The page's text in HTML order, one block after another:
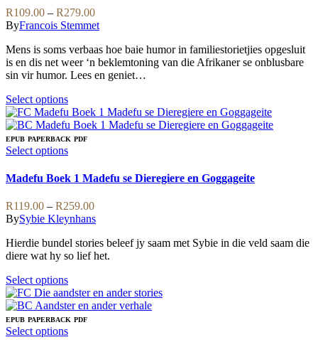
be
chosen
on
the
product
page
variants.
The
options
may
be
chosen
the
product
page
R109.00 – R279.00Price
range:
through
R279.00
ByFrancois Stemmet
Mens is soms verbaas hoe baie humor in familiestorietjies opgesluit
is en dis net weer ‘n beklemtoning van die Afrikaner se onblusbare
sin vir humor. Lees en geniet…
Select optionsThis
product
has
multiple
variants.
options
be
chosen
on
the
product
EPUB PAPERBACK PDF
Select optionsThis
has
variants.
The
options
may
be
on
the
product
page
Madefu Boek 1 Madefu se Dieregiere en Goggageite
R119.00 – R259.00Price
range:
through
R259.00
BySybie Kleynhans
Hierdie bundel stories beleef jy saam met Sybie in die veld saam die
diere wat hy so lief het.
Select optionsThis
product
has
multiple
variants.
EPUB PAPERBACK PDF
Select optionsThis